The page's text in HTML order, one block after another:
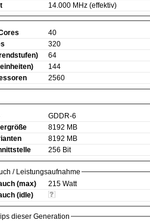
14.000 MHz (effektiv)
40
320
64
144
2560
GDDR-6
8192 MB
8192 MB
256 Bit
/ Leistungsaufnahme
(max)
215 Watt
(idle)
dieser Generation